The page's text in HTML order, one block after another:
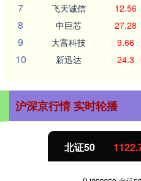
7 飞天诚信 12.56
8 中巨芯 27.28
9 大富科技 9.66
10 新迅达 24.3
沪深京行情 实时轮播
北证50 1122.70